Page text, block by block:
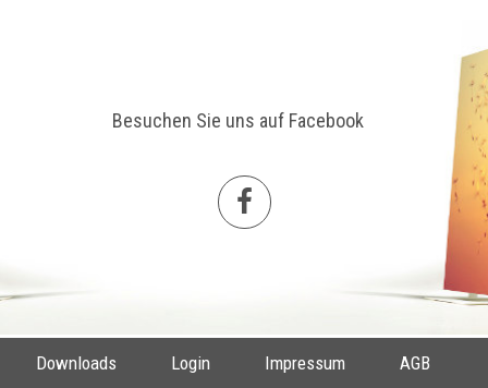
Besuchen Sie uns auf Facebook
Downloads Login Impressum AGB